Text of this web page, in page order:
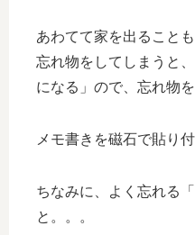
あわてて家を出ること
忘れ物をしてしまうと
になる」ので、忘れ物
メモ書きを磁石で貼り
ちなみに、よく忘れる
と。。。